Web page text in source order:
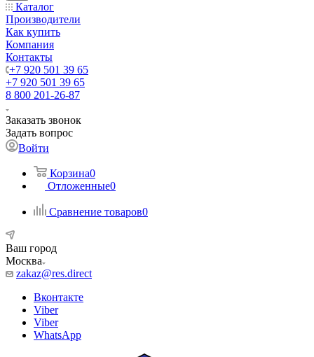
Каталог
Производители
Как купить
Компания
Контакты
+7 920 501 39 65
+7 920 501 39 65
8 800 201-26-87
Заказать звонок
Задать вопрос
Войти
Корзина0
Отложенные0
Сравнение товаров0
Ваш город
Москва
zakaz@res.direct
Вконтакте
Viber
Viber
WhatsApp